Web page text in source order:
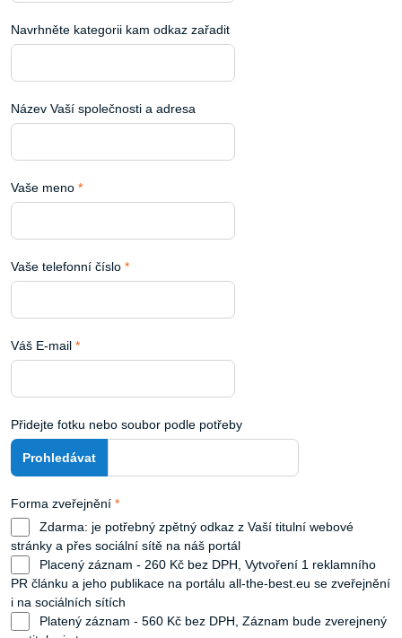
Navrhněte kategorii kam odkaz zařadit
Název Vaší společnosti a adresa
Vaše meno *
Vaše telefonní číslo *
Váš E-mail *
Přidejte fotku nebo soubor podle potřeby
Forma zveřejnění *
stránky a přes sociální sítě na náš portál
PR článku a jeho publikace na portálu all-the-best.eu se zveřejnění
i na sociálních sítích